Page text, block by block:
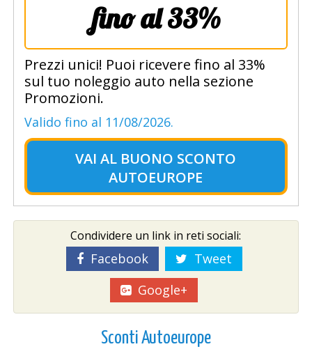
fino al 33%
Prezzi unici! Puoi ricevere fino al 33%
sul tuo noleggio auto nella sezione
Promozioni.
Valido fino al 11/08/2026.
VAI AL BUONO SCONTO
AUTOEUROPE
Condividere un link in reti sociali:
Facebook
Tweet
Google+
Sconti Autoeurope